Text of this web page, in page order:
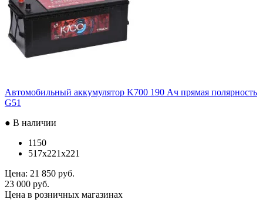
Автомобильный аккумулятор K700 190 Ач прямая полярность
G51
● В наличии
1150
517x221x221
Цена: 21 850 руб.
23 000 руб.
Цена в розничных магазинах